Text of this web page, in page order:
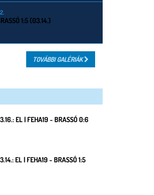
1:5 (03.14.)
TOVÁBBI GALÉRIÁK
EL | FEHA19 - BRASSÓ 0:6
EL | FEHA19 - BRASSÓ 1:5